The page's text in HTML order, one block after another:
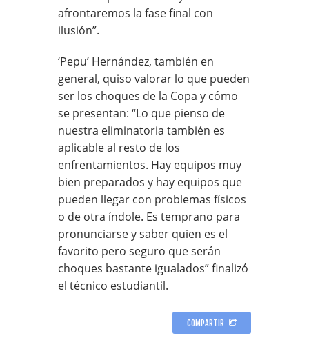
afrontaremos la fase final con
ilusión”.
‘Pepu’ Hernández, también en
general, quiso valorar lo que pueden
ser los choques de la Copa y cómo
se presentan: “Lo que pienso de
nuestra eliminatoria también es
aplicable al resto de los
enfrentamientos. Hay equipos muy
bien preparados y hay equipos que
pueden llegar con problemas físicos
o de otra índole. Es temprano para
pronunciarse y saber quien es el
favorito pero seguro que serán
choques bastante igualados” finalizó
el técnico estudiantil.
COMPARTIR